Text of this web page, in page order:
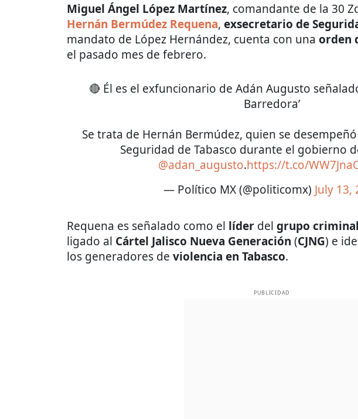
Miguel Ángel López Martínez, comandante de la 30
Hernán Bermúdez Requena, exsecretario de
mandato de López Hernández, cuenta con una orden
el pasado mes de febrero.
🔴 Él es el exfuncionario de Adán Augusto
Barredora’
Se trata de Hernán Bermúdez, quien se
Seguridad de Tabasco durante el gobierno
@adan_augusto.https://t.co/
— Político MX (@politicomx) July 13,
Requena es señalado como el líder del grupo criminal
ligado al Cártel Jalisco Nueva Generación (CJNG) e
los generadores de violencia en Tabasco.
PUBLICIDAD